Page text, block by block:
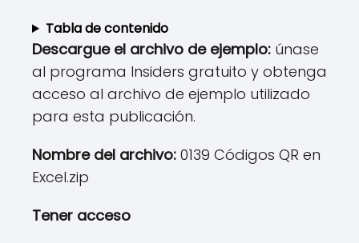
Tabla de contenido
Descargue el archivo de ejemplo: únase
al programa Insiders gratuito y obtenga
acceso al archivo de ejemplo utilizado
para esta publicación.
Nombre del archivo: 0139 Códigos QR en
Excel.zip
Tener acceso